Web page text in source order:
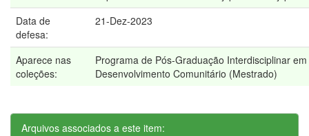
Data de
defesa:
21-Dez-2023
Aparece nas
coleções:
Programa de Pós-Graduação Interdisciplinar em
Desenvolvimento Comunitário (Mestrado)
Arquivos associados a este item: